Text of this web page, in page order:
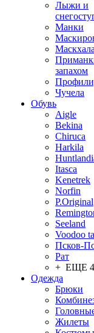
Лыжи и
Манки
запахом
Чучела
Обувь
Aigle
Bekina
Chiruсa
Harkila
Itasca
Kenetrek
Norfin
P.Original
Seeland
Voodoo
Псков-
Рат
+ ЕЩЕ 4
Одежда
Брюки
Жилеты